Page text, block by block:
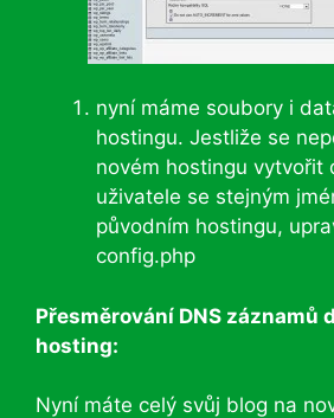
nyní máme soubory i
hostingu. Jestliže se
novém hostingu vytvořit
uživatele se stejným
původním hostingu,
config.php
Přesměrování DNS záznamů
hosting:
Nyní máte celý svůj blog na